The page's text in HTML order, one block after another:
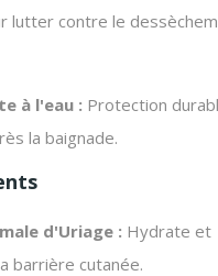
lutter contre le
à l'eau : Protection
la baignade.
d'Uriage : Hydrate et
barrière cutanée.